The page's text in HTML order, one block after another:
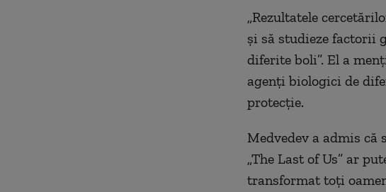
„Rezultatele
și să studieze factorii
diferite boli”. El a
agenți biologici de
protecție.
Medvedev a admis că
„The Last of Us” ar
transformat toți